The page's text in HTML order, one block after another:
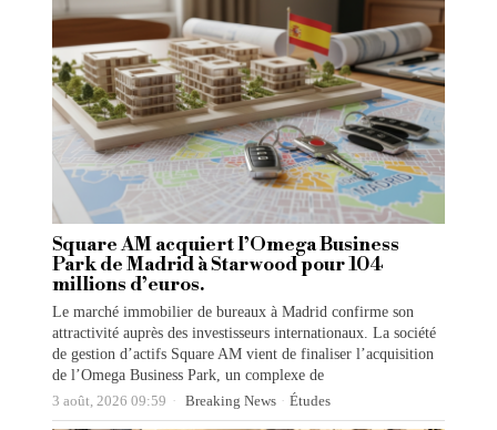
Square AM acquiert l’Omega Business
Park de Madrid à Starwood pour 104
millions d’euros.
Le marché immobilier de bureaux à Madrid confirme son
attractivité auprès des investisseurs internationaux. La société
de gestion d’actifs Square AM vient de finaliser l’acquisition
de l’Omega Business Park, un complexe de
3 août, 2026 09:59 Breaking News · Études